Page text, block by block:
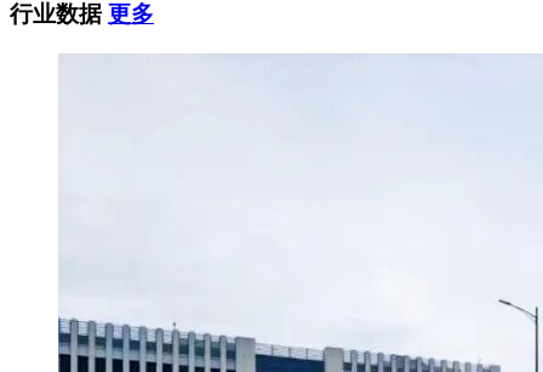
行业数据更多